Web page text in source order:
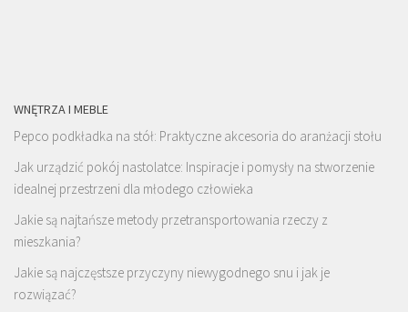
WNĘTRZA I MEBLE
Pepco podkładka na stół: Praktyczne akcesoria do aranżacji stołu
Jak urządzić pokój nastolatce: Inspiracje i pomysły na stworzenie
idealnej przestrzeni dla młodego człowieka
Jakie są najtańsze metody przetransportowania rzeczy z
mieszkania?
Jakie są najczęstsze przyczyny niewygodnego snu i jak je
rozwiązać?